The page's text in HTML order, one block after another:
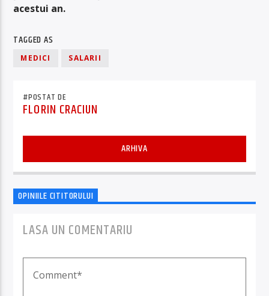
acestui an.
TAGGED AS
MEDICI SALARII
#POSTAT DE
FLORIN CRACIUN
ARHIVA
OPINIILE CITITORULUI
LASA UN COMENTARIU